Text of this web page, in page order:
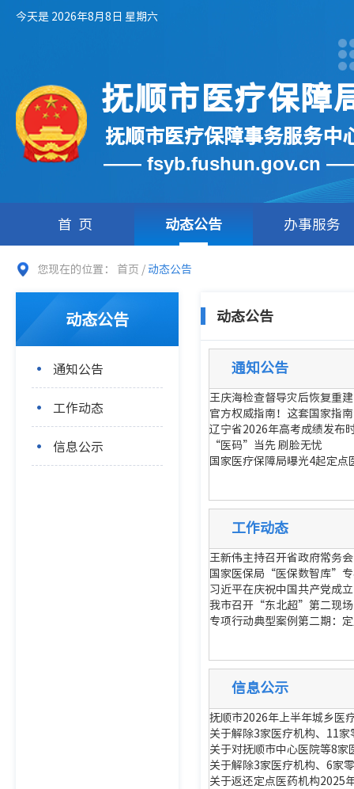
今天是 2026年8月8日 星期六
抚顺市医疗保障
抚顺市医疗保障事务服务中
—— fsyb.fushun.gov.cn
首页 动态公告 办事服务
您现在的位置： 首页 /动态公告
动态公告
通知公告
工作动态
信息公示
动态公告
通知公告
王庆海检查督导灾后恢复重
官方权威指南！这套国家指
辽宁省2026年高考成绩发布
“医码”当先 刷脸无忧
国家医疗保障局曝光4起定
工作动态
王新伟主持召开省政府常务
国家医保局“医保数智库”
习近平在庆祝中国共产党成
我市召开“东北超”第二现
专项行动典型案例第二期：
信息公示
抚顺市2026年上半年城乡医
关于解除3家医疗机构、11
关于对抚顺市中心医院等8
关于解除3家医疗机构、6家
关于返还定点医药机构2025